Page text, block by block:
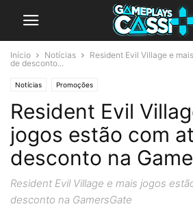
Início Notícias
Resident Evil Village e
de desconto...
Notícias Promoções
Resident Evil
jogos estão com
desconto na
Resident Evil Village e mais jogos
desconto na GamersGate